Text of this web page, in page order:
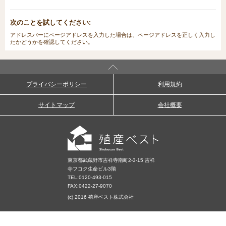
次のことを試してください:
アドレスバーにページアドレスを入力した場合は、ページアドレスを正しく入力し
たかどうかを確認してください。
プライバシーポリシー 利用規約
サイトマップ 会社概要
東京都武蔵野市吉祥寺南町2-3-15 吉祥
寺フコク生命ビル3階
TEL:0120-493-015
FAX:0422-27-9070
(c) 2016 殖産ベスト株式会社